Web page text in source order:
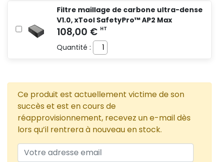
Filtre maillage de carbone ultra-dense
V1.0, xTool SafetyPro™ AP2 Max
Quantité :
Ce produit est actuellement victime de son
succès et est en cours de
réapprovisionnement, recevez un e-mail dès
lors qu’il rentrera à nouveau en stock.